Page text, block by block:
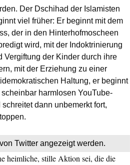
Der Dschihad der Islamisten
viel früher: Er beginnt mit dem
der in den Hinterhofmoscheen
wird, mit der Indoktrinierung
Vergiftung der Kinder durch ihre
mit der Erziehung zu einer
Haltung, er beginnt
scheinbar harmlosen YouTube-
dann unbemerkt fort,
Twitter angezeigt werden.
heimliche, stille Aktion sei, die die